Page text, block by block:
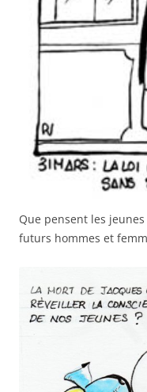
Que pensent les
futurs hommes et